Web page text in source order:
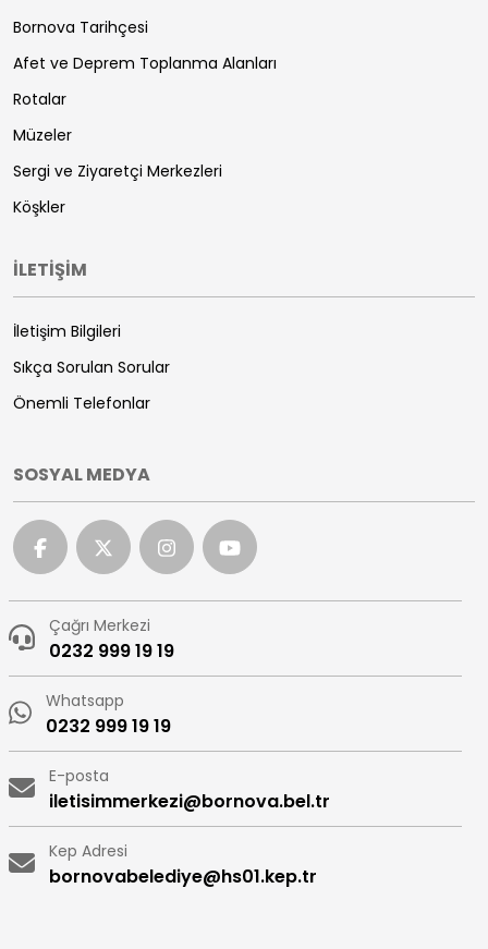
Bornova Tarihçesi
Afet ve Deprem Toplanma Alanları
Rotalar
Müzeler
Sergi ve Ziyaretçi Merkezleri
Köşkler
İLETİŞİM
İletişim Bilgileri
Sıkça Sorulan Sorular
Önemli Telefonlar
SOSYAL MEDYA
Çağrı Merkezi
0232 999 19 19
Whatsapp
0232 999 19 19
E-posta
iletisimmerkezi@bornova.bel.tr
Kep Adresi
bornovabelediye@hs01.kep.tr